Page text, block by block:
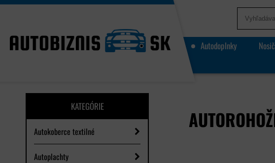
Autodoplnky
KATEGÓRIE
Autokoberce textilné
Autoplachty